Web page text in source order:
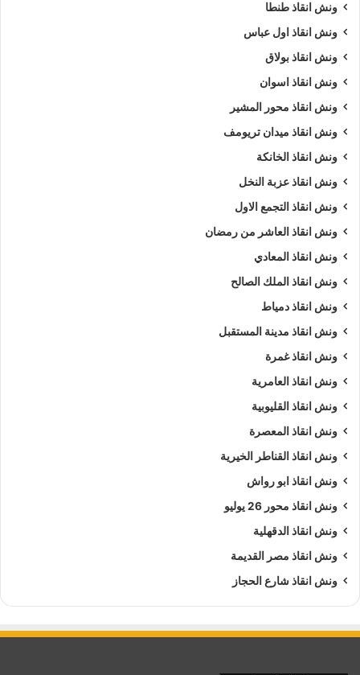
ونش انقاذ طنطا
ونش انقاذ اول عباس
ونش انقاذ بولاق
ونش انقاذ اسوان
ونش انقاذ محور المشير
ونش انقاذ ميدان تريومف
ونش انقاذ الخانكة
ونش انقاذ عزبة النخل
ونش انقاذ التجمع الاول
ونش انقاذ العاشر من رمضان
ونش انقاذ المعادي
ونش انقاذ الملك الصالح
ونش انقاذ دمياط
ونش انقاذ مدينة المستقبل
ونش انقاذ غمرة
ونش انقاذ العامرية
ونش انقاذ القليوبية
ونش انقاذ المعصرة
ونش انقاذ القناطر الخيرية
ونش انقاذ ابو رواش
ونش انقاذ محور 26 يوليو
ونش انقاذ الدقهلية
ونش انقاذ مصر القديمة
ونش انقاذ شارع الحجاز